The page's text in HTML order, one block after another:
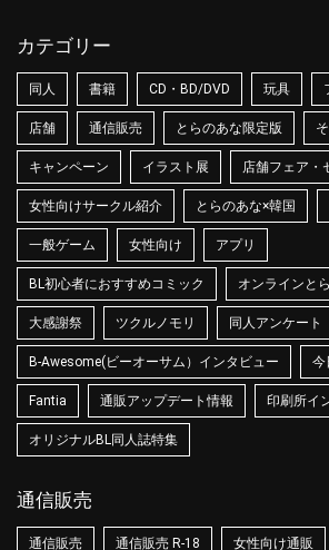
カテゴリー
同人 書籍 CD・BD/DVD 玩具
店舗 通信販売 とらのあな限定版
キャンペーン イラスト展 店舗フェア・
女性向けサークル紹介 とらのあな×韓国
一般ゲーム 女性向け アプリ
BL初心者におすすめコミック オンラインと
大感謝祭 ツクルノモリ 同人アンケート
B-Awesome(ビーオーサム）インタビュー 今
Fantia 通販アップデート情報 印刷所イ
オリジナルBL同人誌特集
通信販売
通信販売 通信販売 R-18 女性向け通販